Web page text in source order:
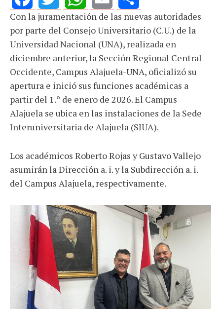
FacebookTwitterWhatsApp
Email Share
Con la juramentación de las nuevas autoridades
por parte del Consejo Universitario (C.U.) de la
Universidad Nacional (UNA), realizada en
diciembre anterior, la Sección Regional Central-
Occidente, Campus Alajuela-UNA, oficializó su
apertura e inició sus funciones académicas a
partir del 1.º de enero de 2026. El Campus
Alajuela se ubica en las instalaciones de la Sede
Interuniversitaria de Alajuela (SIUA).
Los académicos Roberto Rojas y Gustavo Vallejo
asumirán la Dirección a. i. y la Subdirección a. i.
del Campus Alajuela, respectivamente.